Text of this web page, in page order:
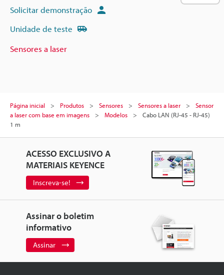
Solicitar demonstração
Unidade de teste
Sensores a laser
Página inicial Produtos Sensores Sensores a laser
Sensor
a laser com base em imagens
Modelos
Cabo LAN (RJ-45 - RJ-45)
1 m
ACESSO EXCLUSIVO A
MATERIAIS KEYENCE
Inscreva-se!
Assinar o boletim
informativo
Assinar